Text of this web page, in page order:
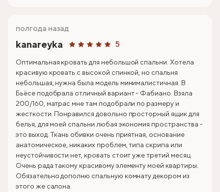
kanareyka 5
полгода назад
Оптимальная кровать для небольшой спальни. Хотела
красивую кровать с высокой спинкой, но спальня
небольшая, нужна была модель минималистичная. В
Бьёсе подобрала отличный вариант - Фабиано. Взяла
200/160, матрас мне там подобрали по размеру и
жесткости. Понравился довольно просторный ящик для
белья, для моей спальни любая экономия пространства -
это выход. Ткань обивки очень приятная, основание
анатомическое, никаких проблем, типа скрипа или
неустойчивости нет, кровать стоит уже третий месяц.
Очень рада такому красивому элементу моей квартиры.
Обязательно дополню спальную комнату декором из
этого же салона.